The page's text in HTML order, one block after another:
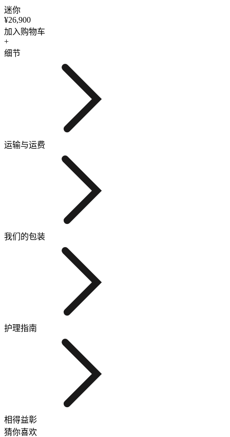
迷你
¥26,900
加入购物车
+
细节
运输与运费
我们的包装
护理指南
相得益彰
猜你喜欢